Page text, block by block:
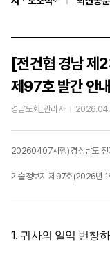
[전건협 경남 제
제97호 발간 안내
경남도회_관리자
기술정보지 제97호(2026년 1
1. 귀사의 일익 번창